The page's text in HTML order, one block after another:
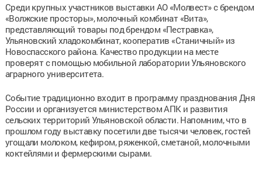
Среди крупных участников выставки АО «Молвест» с брендом
«Волжские просторы», молочный комбинат «Вита»,
представляющий товары под брендом «Пестравка»,
Ульяновский хладокомбинат, кооператив «Станичный» из
Новоспасского района. Качество продукции на месте
проверят с помощью мобильной лаборатории Ульяновского
аграрного университета.
Событие традиционно входит в программу празднования Дня
России и организуется министерством АПК и развития
сельских территорий Ульяновской области. Напомним, что в
прошлом году выставку посетили две тысячи человек, гостей
угощали молоком, кефиром, ряженкой, сметаной, молочными
коктейлями и фермерскими сырами.